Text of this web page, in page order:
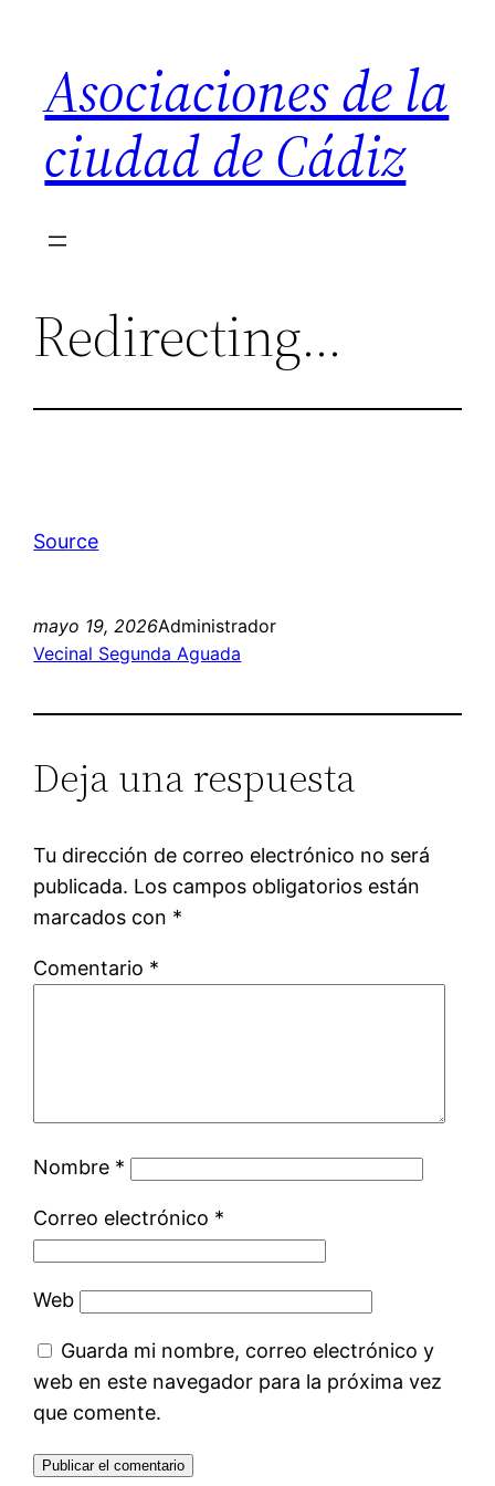
contenido
Asociaciones de la
ciudad de Cádiz
Redirecting…
Source
mayo 19, 2026Administrador
Vecinal Segunda Aguada
Deja una respuesta
Tu dirección de correo electrónico no será
publicada. Los campos obligatorios están
marcados con *
Comentario *
Nombre *
Correo electrónico *
Web
Guarda mi nombre, correo electrónico y
web en este navegador para la próxima vez
que comente.